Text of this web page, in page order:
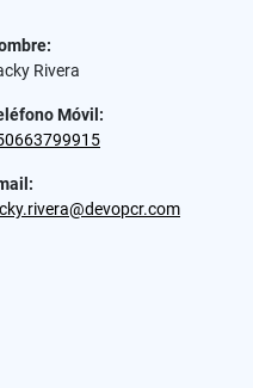
Rivera
Móvil: